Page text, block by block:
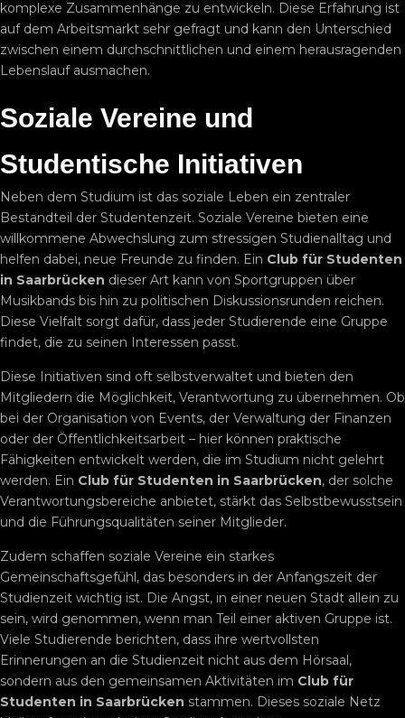
komplexe Zusammenhänge zu entwickeln. Diese Erfahrung ist
auf dem Arbeitsmarkt sehr gefragt und kann den Unterschied
zwischen einem durchschnittlichen und einem herausragenden
Lebenslauf ausmachen.
Soziale Vereine und
Studentische Initiativen
Neben dem Studium ist das soziale Leben ein zentraler
Bestandteil der Studentenzeit. Soziale Vereine bieten eine
willkommene Abwechslung zum stressigen Studienalltag und
helfen dabei, neue Freunde zu finden. Ein Club für Studenten
in Saarbrücken dieser Art kann von Sportgruppen über
Musikbands bis hin zu politischen Diskussionsrunden reichen.
Diese Vielfalt sorgt dafür, dass jeder Studierende eine Gruppe
findet, die zu seinen Interessen passt.
Diese Initiativen sind oft selbstverwaltet und bieten den
Mitgliedern die Möglichkeit, Verantwortung zu übernehmen. Ob
bei der Organisation von Events, der Verwaltung der Finanzen
oder der Öffentlichkeitsarbeit – hier können praktische
Fähigkeiten entwickelt werden, die im Studium nicht gelehrt
werden. Ein Club für Studenten in Saarbrücken, der solche
Verantwortungsbereiche anbietet, stärkt das Selbstbewusstsein
und die Führungsqualitäten seiner Mitglieder.
Zudem schaffen soziale Vereine ein starkes
Gemeinschaftsgefühl, das besonders in der Anfangszeit der
Studienzeit wichtig ist. Die Angst, in einer neuen Stadt allein zu
sein, wird genommen, wenn man Teil einer aktiven Gruppe ist.
Viele Studierende berichten, dass ihre wertvollsten
Erinnerungen an die Studienzeit nicht aus dem Hörsaal,
sondern aus den gemeinsamen Aktivitäten im Club für
Studenten in Saarbrücken stammen. Dieses soziale Netz